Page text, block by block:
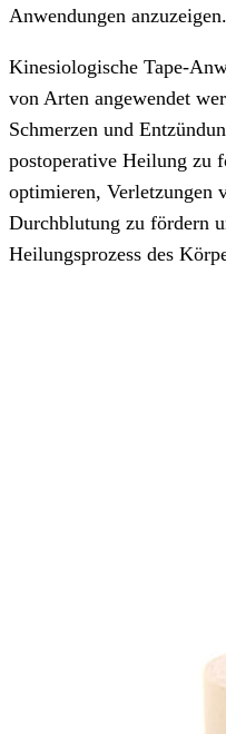
Anwendungen anzuzeigen.
Kinesiologische Tape-
von Arten angewendet
Schmerzen und
postoperative Heilung zu
optimieren, Verletzungen
Durchblutung zu fördern
Heilungsprozess des